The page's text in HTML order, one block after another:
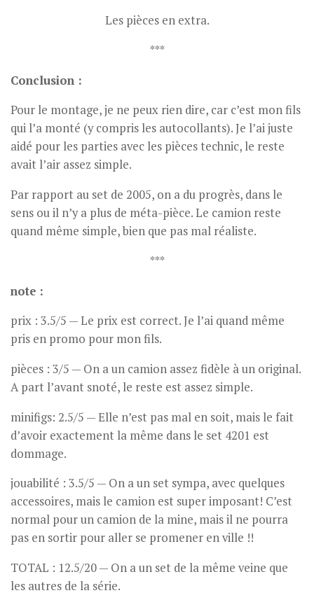
Les pièces en extra.
***
Conclusion :
Pour le montage, je ne peux rien dire, car c’est mon fils
qui l’a monté (y compris les autocollants). Je l’ai juste
aidé pour les parties avec les pièces technic, le reste
avait l’air assez simple.
Par rapport au set de 2005, on a du progrès, dans le
sens ou il n’y a plus de méta-pièce. Le camion reste
quand même simple, bien que pas mal réaliste.
***
note :
prix : 3.5/5 — Le prix est correct. Je l’ai quand même
pris en promo pour mon fils.
pièces : 3/5 — On a un camion assez fidèle à un original.
A part l’avant snoté, le reste est assez simple.
minifigs: 2.5/5 — Elle n’est pas mal en soit, mais le fait
d’avoir exactement la même dans le set 4201 est
dommage.
jouabilité : 3.5/5 — On a un set sympa, avec quelques
accessoires, mais le camion est super imposant! C’est
normal pour un camion de la mine, mais il ne pourra
pas en sortir pour aller se promener en ville !!
TOTAL : 12.5/20 — On a un set de la même veine que
les autres de la série.